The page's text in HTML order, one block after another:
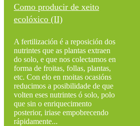
Como producir de xeito
ecolóxico (II)
A fertilización é a reposición dos
nutrintes que as plantas extraen
do solo, e que nos colectamos en
forma de froitas, follas, plantas,
etc. Con elo en moitas ocasións
reducimos a posibilidade de que
volten eses nutrintes ó solo, polo
que sin o enriquecimento
posterior, iriase empobrecendo
rápidamente...